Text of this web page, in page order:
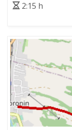
2:15 h